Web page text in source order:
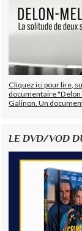
Cliquez ici pour lire,
documentaire "Delon
Galinon. Un
LE DVD/VOD